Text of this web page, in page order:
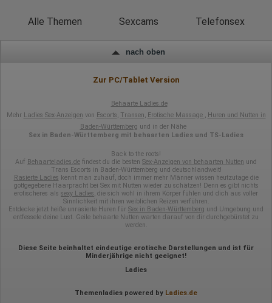
Klicks
Domain-Name
Art. 6 Abs. 1 S. 1 lit. a DSGVO
Alle Themen Sexcams Telefonsex
nach oben
Zur PC/Tablet Version
Behaarte Ladies.de
Mehr Ladies Sex-Anzeigen von Escorts, Transen, Erotische Massage , Huren und Nutten in
Baden-Württemberg und in der Nähe
Sex in Baden-Württemberg mit behaarten Ladies und TS-Ladies
Back to the roots!
Auf Behaarteladies.de findest du die besten Sex-Anzeigen von behaarten Nutten und
Trans Escorts in Baden-Württemberg und deutschlandweit!
Rasierte Ladies kennt man zuhauf, doch immer mehr Männer wissen heutzutage die
gottgegebene Haarpracht bei Sex mit Nutten wieder zu schätzen! Denn es gibt nichts
erotischeres als sexy Ladies, die sich wohl in ihrem Körper fühlen und dich aus voller
Sinnlichkeit mit ihren weiblichen Reizen verführen.
Entdecke jetzt heiße unrasierte Huren für Sex in Baden-Württemberg und Umgebung und
entfessele deine Lust. Geile behaarte Nutten warten darauf von dir durchgebürstet zu
werden.
Diese Seite beinhaltet eindeutige erotische Darstellungen und ist für
Minderjährige nicht geeignet!
Ladies
Themenladies powered by Ladies.de